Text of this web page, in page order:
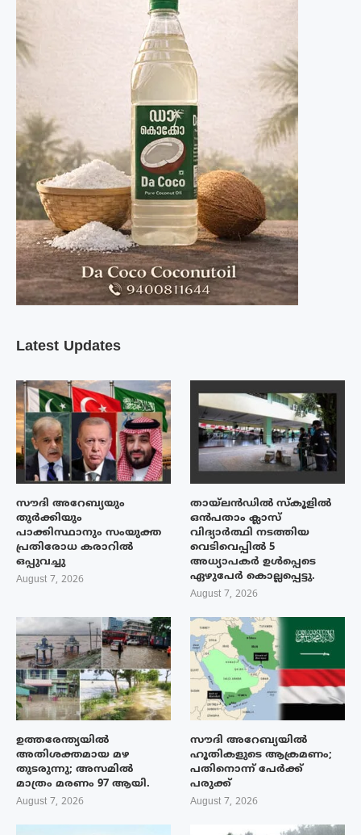
Latest Updates
സൗദി അറേബ്യയും
തുർക്കിയും
പാക്കിസ്ഥാനും സംയുക്ത
പ്രതിരോധ കരാറിൽ
ഒപ്പുവച്ചു
August 7, 2026
തായ്‌ലൻഡിൽ സ്കൂളിൽ
ഒൻപതാം ക്ലാസ്
വിദ്യാർത്ഥി നടത്തിയ
വെടിവെപ്പിൽ 5
അധ്യാപകർ ഉൾപ്പെടെ
ഏഴുപേർ കൊല്ലപ്പെട്ടു.
August 7, 2026
ഉത്തരേന്ത്യയിൽ
അതിശക്തമായ മഴ
തുടരുന്നു; അസമിൽ
മാത്രം മരണം 97 ആയി.
August 7, 2026
സൗദി അറേബ്യയിൽ
ഹൂതികളുടെ ആക്രമണം;
പതിനൊന്ന് പേർക്ക്
പരുക്ക്
August 7, 2026